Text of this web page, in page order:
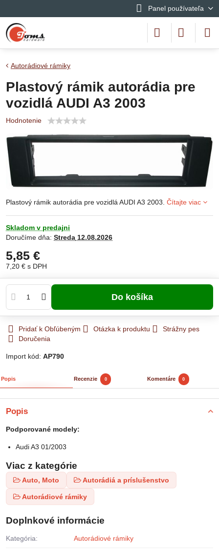
Panel používateľa
Autorádiové rámiky
Plastový rámik autorádia pre
vozidlá AUDI A3 2003
Hodnotenie
Plastový rámik autorádia pre vozidlá AUDI A3 2003. Čítajte viac
Skladom v predajni
Doručíme dňa: Streda 12.08.2026
5,85 €
7,20 € s DPH
Do košíka
Pridať k Obľúbeným Otázka k produktu
Strážny pes
Doručenia
Import kód: AP790
Popis Recenzie 0 Komentáre 0
Popis
Podporované modely:
Audi A3 01/2003
Viac z kategórie
Auto, Moto Autorádiá a príslušenstvo
Autorádiové rámiky
Doplnkové informácie
Kategória: Autorádiové rámiky